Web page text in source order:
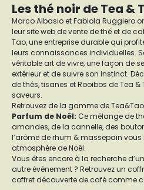
Les thé noir de Tea &
Marco Albasio et Fabiola Ruggiero
leur site web de vente de thé et de
Tao, une entreprise durable qui
leurs connaissances individuelles.
véritable art de vivre, une façon de
extérieur et de suivre son instinct.
de thés, tisanes et Rooibos de Tea
saveurs.
Retrouvez de la gamme de
Parfum de Noël: Ce mélange de
amandes, de la cannelle, des
l’arôme de rhum & massepain
atmosphère de Noël.
Vous êtes encore à la recherche
autre événement ? Retrouvez un
coffret découverte de café comme